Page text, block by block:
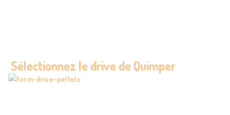
Sélectionnez le drive de Quimper